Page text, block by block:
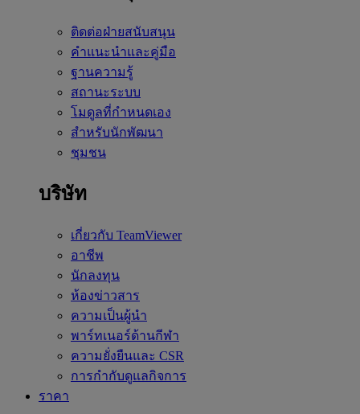
ติดต่อฝ่ายสนับสนุน
คำแนะนำและคู่มือ
ฐานความรู้
สถานะระบบ
โมดูลที่กำหนดเอง
สำหรับนักพัฒนา
ชุมชน
บริษัท
เกี่ยวกับ TeamViewer
อาชีพ
นักลงทุน
ห้องข่าวสาร
ความเป็นผู้นำ
พาร์ทเนอร์ด้านกีฬา
ความยั่งยืนและ CSR
การกำกับดูแลกิจการ
ราคา